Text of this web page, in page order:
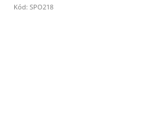
Kód: SPO218